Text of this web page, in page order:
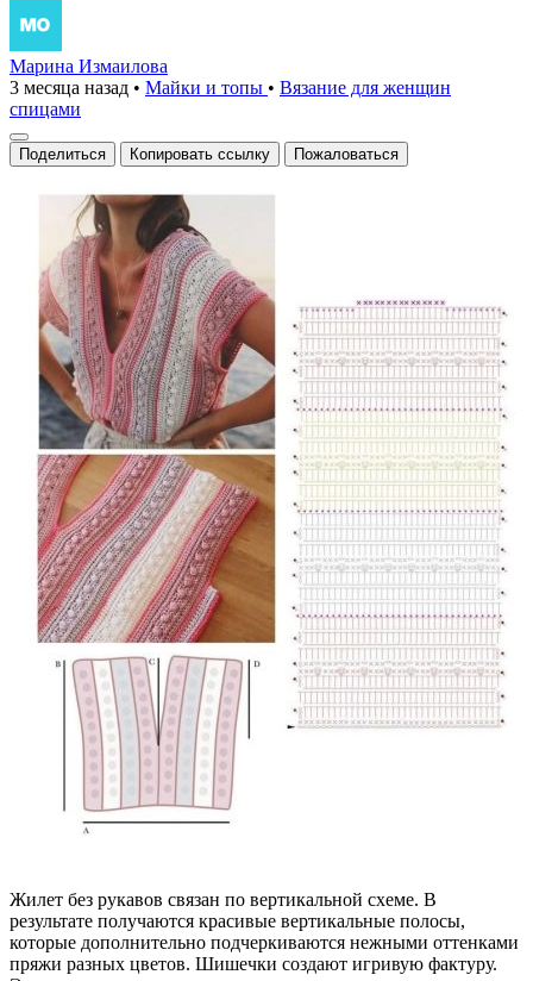
Марина Измаилова
3 месяца назад • Майки и топы • Вязание для женщин
спицами
Поделиться Копировать ссылку Пожаловаться
Жилет без рукавов связан по вертикальной схеме. В
результате получаются красивые вертикальные полосы,
которые дополнительно подчеркиваются нежными оттенками
пряжи разных цветов. Шишечки создают игривую фактуру.